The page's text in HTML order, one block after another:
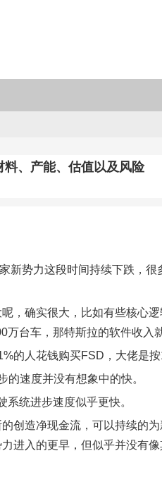
、产能、估值以及风险
新势力这段时间持续下跌，
，确实很大，比如有些核心
台车，那特斯拉的软件收入
的人花钱购买FSD，大佬是
的速度并没有想象中的快。
统进步速度似乎更快。
创造净现金流，可以持续的
进入的更早，但似乎并没有